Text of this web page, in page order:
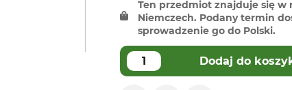
Ten przedmiot znajduje się
Niemczech. Podany termin
sprowadzenie go do Polski.
Dodaj do